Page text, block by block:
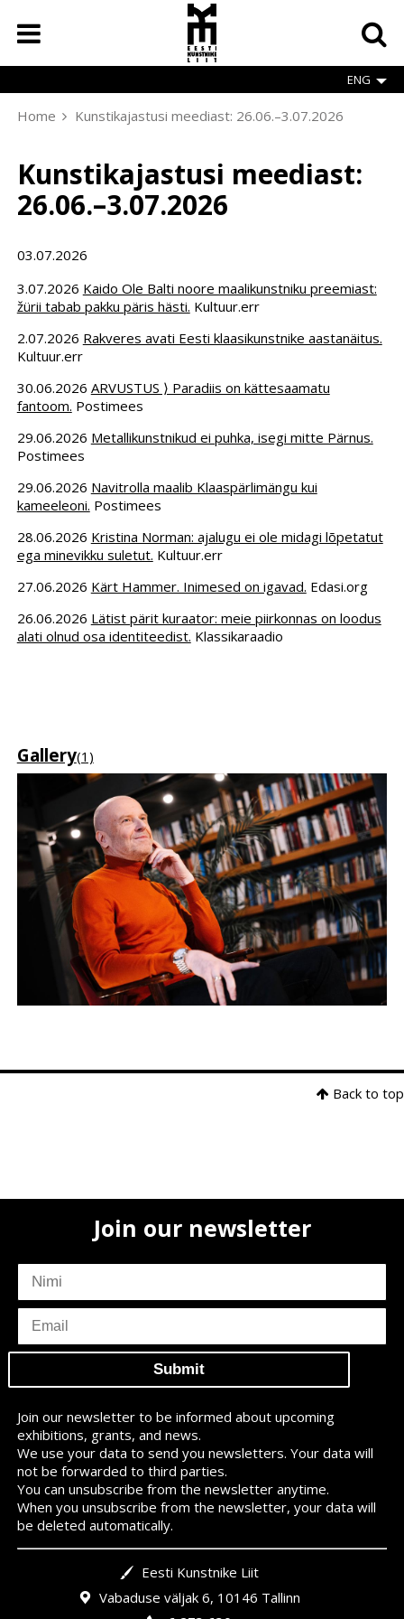
main
content
ENG
Breadcrumb
Home Kunstikajastusi meediast: 26.06.–3.07.2026
Kunstikajastusi meediast:
26.06.–3.07.2026
03.07.2026
3.07.2026 Kaido Ole Balti noore maalikunstniku preemiast:
žürii tabab pakku päris hästi. Kultuur.err
2.07.2026 Rakveres avati Eesti klaasikunstnike aastanäitus.
Kultuur.err
30.06.2026 ARVUSTUS ⟩ Paradiis on kättesaamatu
fantoom. Postimees
29.06.2026 Metallikunstnikud ei puhka, isegi mitte Pärnus.
Postimees
29.06.2026 Navitrolla maalib Klaaspärlimängu kui
kameeleoni. Postimees
28.06.2026 Kristina Norman: ajalugu ei ole midagi lõpetatut
ega minevikku suletut. Kultuur.err
27.06.2026 Kärt Hammer. Inimesed on igavad. Edasi.org
26.06.2026 Lätist pärit kuraator: meie piirkonnas on loodus
alati olnud osa identiteedist. Klassikaraadio
Gallery(1)
Back to top
Join our newsletter
subscriber
name
subscriber
email
Join our newsletter to be informed about upcoming
exhibitions, grants, and news.
We use your data to send you newsletters. Your data will
not be forwarded to third parties.
You can unsubscribe from the newsletter anytime.
When you unsubscribe from the newsletter, your data will
be deleted automatically.
Eesti Kunstnike Liit
Vabaduse väljak 6, 10146 Tallinn